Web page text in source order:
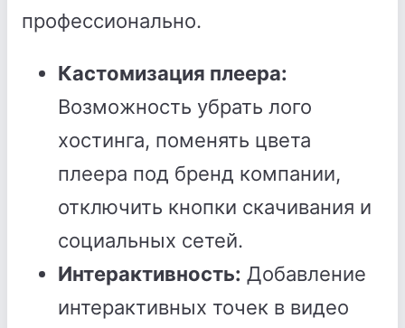
профессионально.
Кастомизация плеера:
Возможность убрать лого
хостинга, поменять цвета
плеера под бренд компании,
отключить кнопки скачивания и
социальных сетей.
Интерактивность: Добавление
интерактивных точек в видео